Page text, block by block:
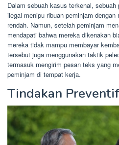
Dalam sebuah kasus terkenal, sebuah
ilegal menipu ribuan peminjam
rendah. Namun, setelah peminjam
mendapati bahwa mereka dikenakan
mereka tidak mampu membayar
tersebut juga menggunakan taktik
termasuk mengirim pesan teks yang
peminjam di tempat kerja.
Tindakan